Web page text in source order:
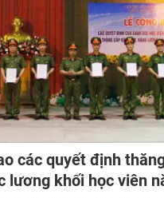
địa bàn thành phố.
các quyết định
lương khối học viên